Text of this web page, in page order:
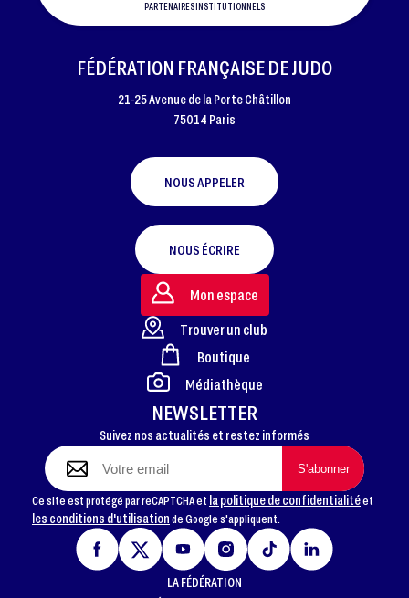
PARTENAIRES INSTITUTIONNELS
FOOTER
FÉDÉRATION FRANÇAISE DE JUDO
21-25 Avenue de la Porte Châtillon
75014 Paris
NOUS APPELER
NOUS ÉCRIRE
NEWSLETTER
Suivez nos actualités et restez informés
Ce site est protégé par reCAPTCHA et la politique de confidentialitéet
les conditions d'utilisationde Google s'appliquent.
Mon espace
Trouver un club
Boutique
Médiathèque
LA FÉDÉRATION